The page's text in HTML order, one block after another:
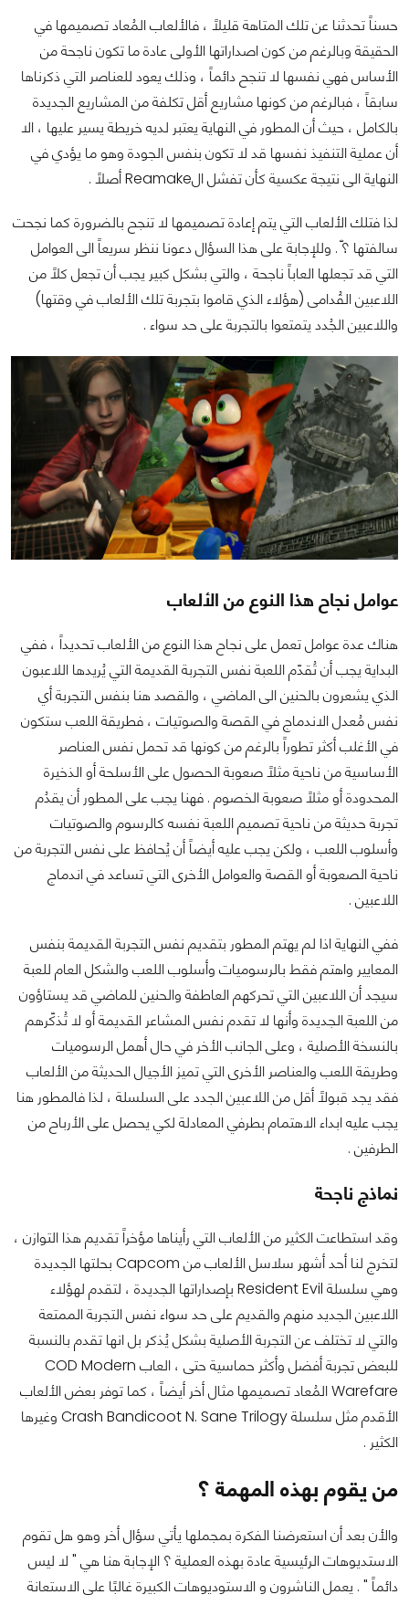
حسناً تحدثنا عن تلك المتاهة قليلاً ، فالألعاب المُعاد تصميمها في
الحقيقة وبالرغم من كون اصداراتها الأولى عادة ما تكون ناجحة من
الأساس فهي نفسها لا تنجح دائماً ، وذلك يعود للعناصر التي ذكرناها
سابقاً ، فبالرغم من كونها مشاريع أقل تكلفة من المشاريع الجديدة
بالكامل ، حيث أن المطور في النهاية يعتبر لديه خريطة يسير عليها ، الا
أن عملية التنفيذ نفسها قد لا تكون بنفس الجودة وهو ما يؤدي في
النهاية الى نتيجة عكسية كأن تفشل الReamake أصلاً .
لذا فتلك الألعاب التي يتم إعادة تصميمها لا تنجح بالضرورة كما نجحت
سالفتها ؟ّ . وللإجابة على هذا السؤال دعونا ننظر سريعاً الى العوامل
التي قد تجعلها العاباً ناجحة ، والتي بشكل كبير يجب أن تجعل كلاً من
اللاعبين القُدامى (هؤلاء الذي قاموا بتجربة تلك الألعاب في وقتها)
واللاعبين الجُدد يتمتعوا بالتجربة على حد سواء .
عوامل نجاح هذا النوع من الألعاب
هناك عدة عوامل تعمل على نجاح هذا النوع من الألعاب تحديداً ، ففي
البداية يجب أن تُقدّم اللعبة نفس التجربة القديمة التي يُريدها اللاعبون
الذي يشعرون بالحنين الى الماضي ، والقصد هنا بنفس التجربة أي
نفس مُعدل الاندماج في القصة والصوتيات ، فطريقة اللعب ستكون
في الأغلب أكثر تطوراً بالرغم من كونها قد تحمل نفس العناصر
الأساسية من ناحية مثلاً صعوبة الحصول على الأسلحة أو الذخيرة
المحدودة أو مثلاً صعوبة الخصوم . فهنا يجب على المطور أن يقدُم
تجربة حديثة من ناحية تصميم اللعبة نفسه كالرسوم والصوتيات
وأسلوب اللعب ، ولكن يجب عليه أيضاً أن يُحافظ على نفس التجربة من
ناحية الصعوبة أو القصة والعوامل الأخرى التي تساعد في اندماج
اللاعبين .
ففي النهاية اذا لم يهتم المطور بتقديم نفس التجربة القديمة بنفس
المعايير واهتم فقط بالرسوميات وأسلوب اللعب والشكل العام للعبة
سيجد أن اللاعبين التي تحركهم العاطفة والحنين للماضي قد يستاؤون
من اللعبة الجديدة وأنها لا تقدم نفس المشاعر القديمة أو لا تُذكّرهم
بالنسخة الأصلية ، وعلى الجانب الأخر في حال أهمل الرسوميات
وطريقة اللعب والعناصر الأخرى التي تميز الأجيال الحديثة من الألعاب
فقد يجد قبولاً أقل من اللاعبين الجدد على السلسلة ، لذا فالمطور هنا
يجب عليه ابداء الاهتمام بطرفي المعادلة لكي يحصل على الأرباح من
الطرفين .
نماذج ناجحة
وقد استطاعت الكثير من الألعاب التي رأيناها مؤخراً تقديم هذا التوازن ،
لتخرج لنا أحد أشهر سلاسل الألعاب من Capcom بحلتها الجديدة
وهي سلسلة Resident Evil بإصداراتها الجديدة ، لتقدم لهؤلاء
اللاعبين الجديد منهم والقديم على حد سواء نفس التجربة الممتعة
والتي لا تختلف عن التجربة الأصلية بشكل يُذكر بل انها تقدم بالنسبة
للبعض تجربة أفضل وأكثر حماسية حتى ، العاب COD Modern
Warefare المُعاد تصميمها مثال أخر أيضاً ، كما توفر بعض الألعاب
الأقدم مثل سلسلة Crash Bandicoot N. Sane Trilogy وغيرها
الكثير .
من يقوم بهذه المهمة ؟
والأن بعد أن استعرضنا الفكرة بمجملها يأتي سؤال أخر وهو هل تقوم
الاستديوهات الرئيسية عادة بهذه العملية ؟ الإجابة هنا هي " لا ليس
دائماً " . يعمل الناشرون و الاستوديوهات الكبيرة غالبًا على الاستعانة